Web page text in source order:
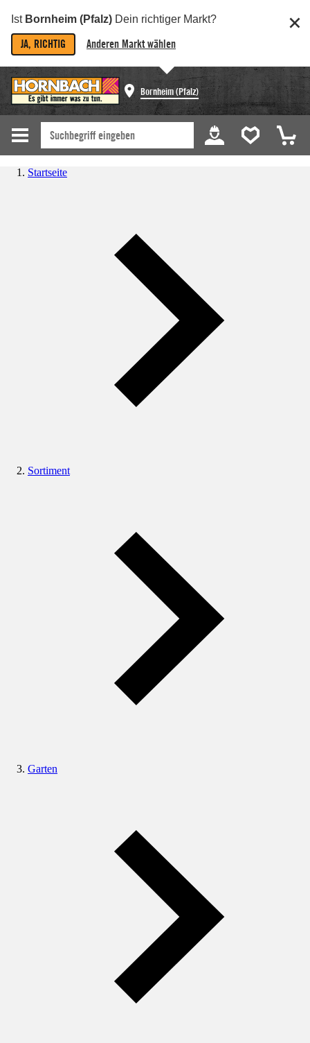
Ist Bornheim (Pfalz) Dein richtiger Markt?
JA, RICHTIG Anderen Markt wählen
Bornheim (Pfalz)
Startseite
Sortiment
Garten